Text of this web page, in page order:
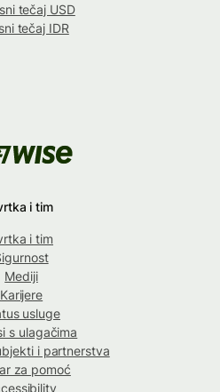
tečaj USD
tečaj IDR
i tim
i tim
Mediji
Karijere
usluge
s ulagačima
i partnerstva
za pomoć